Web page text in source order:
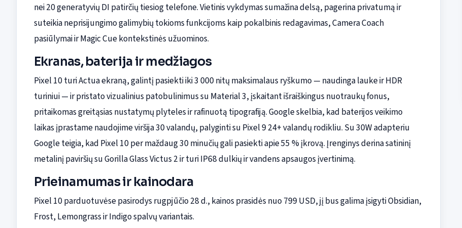
nei 20 generatyvių DI patirčių tiesiog telefone. Vietinis vykdymas sumažina delsą, pagerina privatumą ir
suteikia neprisijungimo galimybių tokioms funkcijoms kaip pokalbinis redagavimas, Camera Coach
pasiūlymai ir Magic Cue kontekstinės užuominos.
Ekranas, baterija ir medžiagos
Pixel 10 turi Actua ekraną, galintį pasiekti iki 3 000 nitų maksimalaus ryškumo — naudinga lauke ir HDR
turiniui — ir pristato vizualinius patobulinimus su Material 3, įskaitant išraiškingus nuotraukų fonus,
pritaikomas greitąsias nustatymų plyteles ir rafinuotą tipografiją. Google skelbia, kad baterijos veikimo
laikas įprastame naudojime viršija 30 valandų, palyginti su Pixel 9 24+ valandų rodikliu. Su 30W adapteriu
Google teigia, kad Pixel 10 per maždaug 30 minučių gali pasiekti apie 55 % įkrovą. Įrenginys derina satininį
metalinį paviršių su Gorilla Glass Victus 2 ir turi IP68 dulkių ir vandens apsaugos įvertinimą.
Prieinamumas ir kainodara
Pixel 10 parduotuvėse pasirodys rugpjūčio 28 d., kainos prasidės nuo 799 USD, jį bus galima įsigyti Obsidian,
Frost, Lemongrass ir Indigo spalvų variantais.